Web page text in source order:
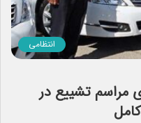
انتظامی
مراسم تشییع در